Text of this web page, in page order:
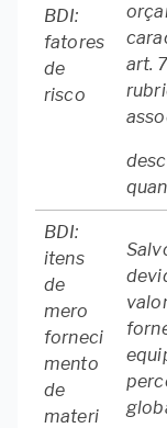
BDI:
fatores
de
risco
art.
BDI:
itens
de
mero
forneci
mento
de
materi